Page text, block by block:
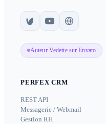
Auteur Vedette sur Envato
PERFEX CRM
REST API
Messagerie / Webmail
Gestion RH